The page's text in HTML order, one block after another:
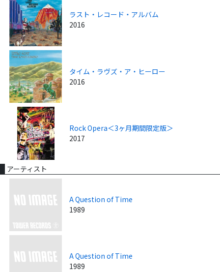
ラスト・レコード・アルバム
2016
タイム・ラヴズ・ア・ヒーロー
2016
Rock Opera＜3ヶ月期間限定版＞
2017
アーティスト
A Question of Time
1989
A Question of Time
1989